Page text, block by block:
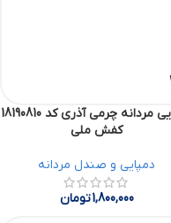
دمپایی مردانه چرمی آذری کد 18190810
کفش ملی
دمپایی و صندل مردانه
1,800,000تومان